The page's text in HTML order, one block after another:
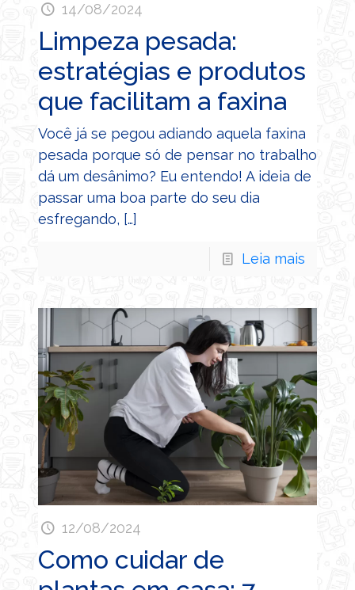
14/08/2024
Limpeza pesada:
estratégias e produtos
que facilitam a faxina
Você já se pegou adiando aquela faxina
pesada porque só de pensar no trabalho
dá um desânimo? Eu entendo! A ideia de
passar uma boa parte do seu dia
esfregando, […]
Leia mais
12/08/2024
Como cuidar de